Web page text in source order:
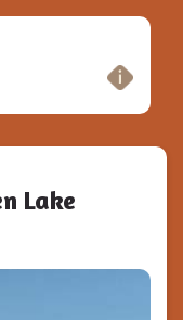
Lake